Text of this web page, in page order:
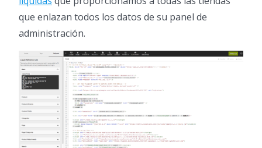
que enlazan todos los datos de su panel de
administración.